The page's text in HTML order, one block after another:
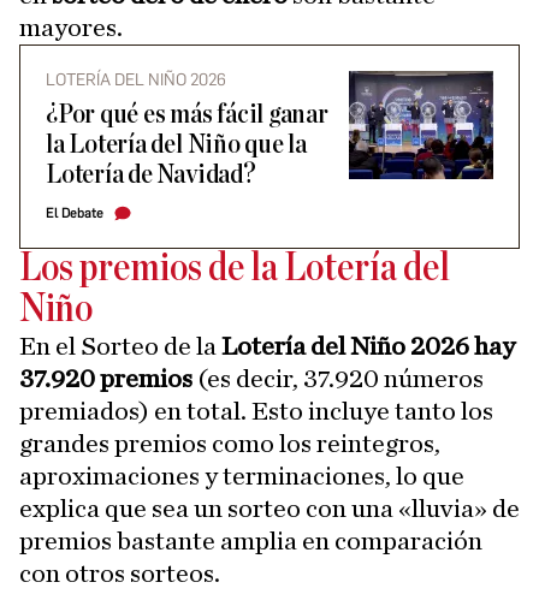
mayores.
LOTERÍA DEL NIÑO 2026
¿Por qué es más fácil ganar
la Lotería del Niño que la
Lotería de Navidad?
El Debate
Los premios de la Lotería del
Niño
En el Sorteo de la Lotería del Niño 2026 hay
37.920 premios (es decir, 37.920 números
premiados) en total. Esto incluye tanto los
grandes premios como los reintegros,
aproximaciones y terminaciones, lo que
explica que sea un sorteo con una «lluvia» de
premios bastante amplia en comparación
con otros sorteos.